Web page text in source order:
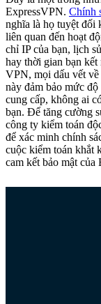
ExpressVPN. Chính
nghĩa là họ tuyệt đối
liên quan đến hoạt
chỉ IP của bạn, lịch
hay thời gian bạn
VPN, mọi dấu vết
này đảm bảo mức
cung cấp, không ai
bạn. Để tăng cường
công ty kiểm toán
để xác minh chính
cuộc kiểm toán khắt
cam kết bảo mật